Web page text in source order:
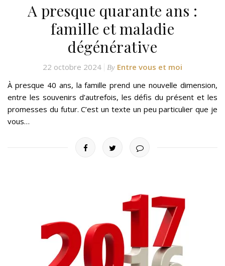
A presque quarante ans :
famille et maladie
dégénérative
22 octobre 2024 By Entre vous et moi
À presque 40 ans, la famille prend une nouvelle dimension,
entre les souvenirs d’autrefois, les défis du présent et les
promesses du futur. C’est un texte un peu particulier que je
vous…